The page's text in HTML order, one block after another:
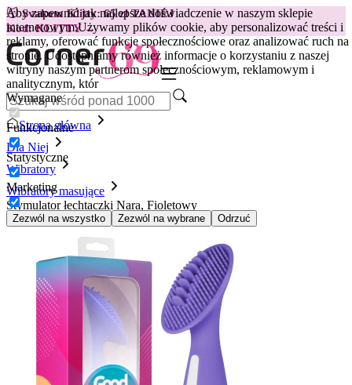
Aby zapewnić jak najlepsze doświadczenie w naszym sklepie
internetowym.Używamy plików cookie, aby personalizować treści i
reklamy, oferować funkcje społecznościowe oraz analizować ruch na
stronie. Udostępniamy również informacje o korzystaniu z naszej
witryny naszym partnerom społecznościowym, reklamowym i
analitycznym, któr
Wymagane
Funkcjonalne
Statystyczne
Marketing
Zezwól na wszystko Zezwól na wybrane Odrzuć
😽Svakom Klitty: 65 zł TANIEJ
Kod: KLITTY →
Strona główna
Dla Niej
Wibratory
Wibratory masujące
Stymulator łechtaczki Nara, Fioletowy